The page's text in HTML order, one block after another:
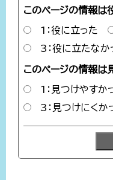
このページの情報は
1：役に立った
3：役に立たなか
このページの情報は
1：見つけやすか
3：見つけにくか